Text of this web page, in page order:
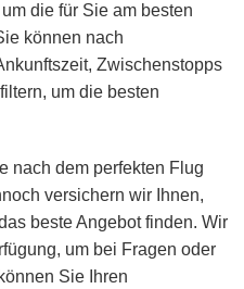
die für Sie am besten
können nach
Zwischenstopps
um die besten
nach dem perfekten Flug
versichern wir Ihnen,
beste Angebot finden. Wir
um bei Fragen oder
Sie Ihren